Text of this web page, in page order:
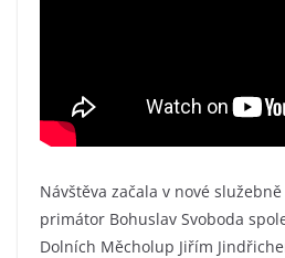
Návštěva začala v nové
primátor Bohuslav Svoboda
Dolních Měcholup Jiřím